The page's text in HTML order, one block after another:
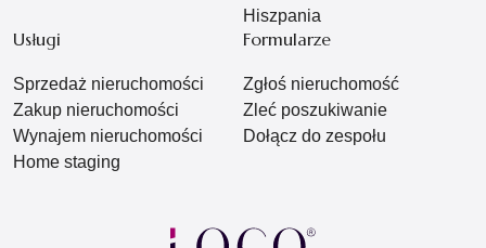
Hiszpania
Usługi
Sprzedaż nieruchomości
Zakup nieruchomości
Wynajem nieruchomości
Home staging
Formularze
Zgłoś nieruchomość
Zleć poszukiwanie
Dołącz do zespołu